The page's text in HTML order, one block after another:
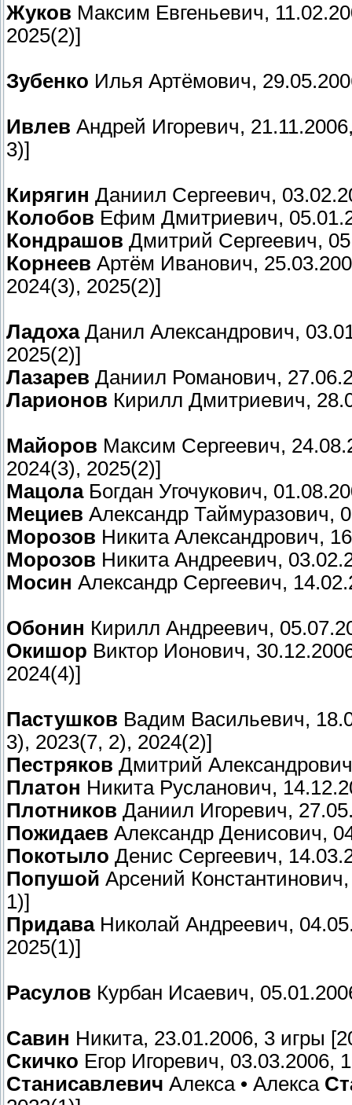
Жуков Максим Евгеньевич,
2025(2)]
Зубенко Илья Артёмович,
Ивлев Андрей Игоревич,
3)]
Кирягин Даниил Сергеевич,
Колобов Ефим Дмитриевич,
Кондрашов Дмитрий Сергеевич,
Корнеев Артём Иванович,
2024(3), 2025(2)]
ЛадохаДанил Александрович,
2025(2)]
Лазарев Даниил Романович,
Ларионов Кирилл Дмитриевич,
Майоров Максим Сергеевич,
2024(3), 2025(2)]
МацолаБогдан Угочукович,
Мециев Александр Таймуразович,
Морозов Никита Александрович,
Морозов Никита Андреевич,
Мосин Александр Сергеевич,
Обонин Кирилл Андреевич,
Окишор Виктор Ионович,
2024(4)]
Пастушков Вадим Васильевич,
3), 2023(7, 2), 2024(2)]
Пестряков Дмитрий
Платон Никита Русланович,
Плотников Даниил Игоревич,
Пожидаев Александр Денисович,
Покотыло Денис Сергеевич,
Попушой Арсений
1)]
ПридаваНиколай Андреевич,
2025(1)]
Расулов Курбан Исаевич,
Савин Никита, 23.01.2006, 3 игры
Скичко Егор Игоревич, 03.03.2006,
Станисавлевич Алекса • Алекса